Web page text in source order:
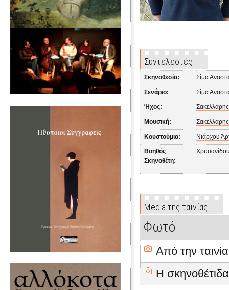
Συντελεστές
Σκηνοθεσία: Σίμα
Σενάριο: Σίμα
Ήχος:
Μουσική:
Κουστούμια: Νιάρχου
Βοηθός
Σκηνοθέτη:
Media της ταινίας
Φωτό
Από την ταινία
Η σκηνοθέτιδα